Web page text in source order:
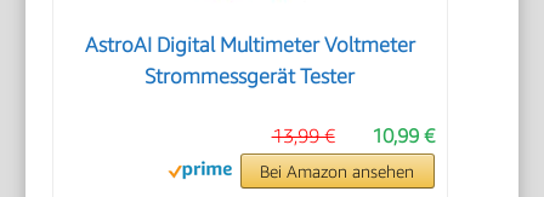
AstroAI Digital Multimeter Voltmeter
Strommessgerät Tester
10,99 €
13,99 €
Bei Amazon ansehen